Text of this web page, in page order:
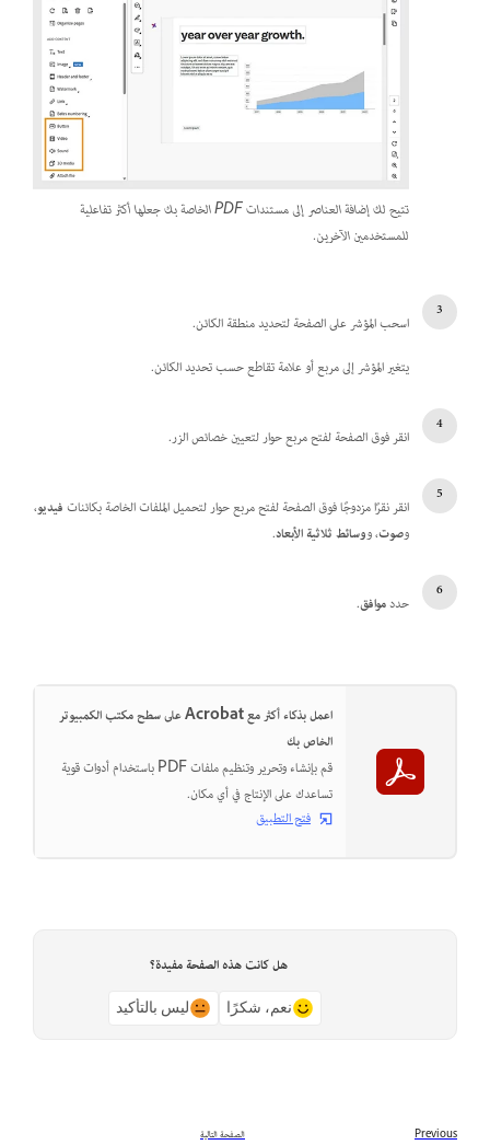
تتيح لك إضافة العناصر إلى مستندات PDF الخاصة بك جعلها أكثر تفاعلية
للمستخدمين الآخرين.
اسحب المؤشر على الصفحة لتحديد منطقة الكائن.
يتغير المؤشر إلى مربع أو علامة تقاطع حسب تحديد الكائن.
انقر فوق الصفحة لفتح مربع حوار لتعيين خصائص الزر.
انقر نقرًا مزدوجًا فوق الصفحة لفتح مربع حوار لتحميل الملفات الخاصة بكائناتفيديو،
وصوت، ووسائط ثلاثية الأبعاد.
حددموافق.
اعمل بذكاء أكثر مع Acrobat على سطح مكتب الكمبيوتر
الخاص بك
قم بإنشاء وتحرير وتنظيم ملفات PDF باستخدام أدوات قوية
تساعدك على الإنتاج في أي مكان.
فتح التطبيق
هل كانت هذه الصفحة مفيدة؟
نعم، شكرًا ليس بالتأكيد
Previous الصفحة التالية